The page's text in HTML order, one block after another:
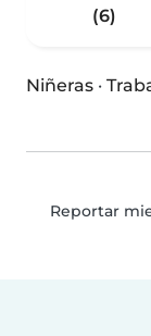
(6)
Niñeras ·
Reportar